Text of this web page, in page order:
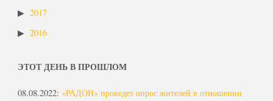
2017
2016
ЭТОТ ДЕНЬ В ПРОШЛОМ
08.08.2022: «РАДОН» проведет опрос жителей в отношении